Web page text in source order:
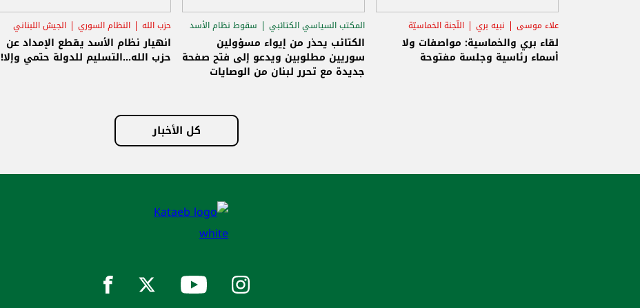
علاء موسى نبيه بري اللّجنة الخماسيّة
لقاء بري والخماسية: مواصفات ولا
أسماء رئاسية وجلسة مفتوحة
المكتب السياسي الكتائبي
سقوط نظام الأسد
الاستحقاق الرئاسي
الكتائب يحذر من إيواء مسؤولين
سوريين مطلوبين ويدعو إلى فتح صفحة
جديدة مع تحرر لبنان من الوصايات
حزب الله النظام السوري الجيش اللبناني
انهيار نظام الأسد يقطع الإمداد عن
حزب الله...التسليم للدولة حتمي وإلا!
كل الأخبار